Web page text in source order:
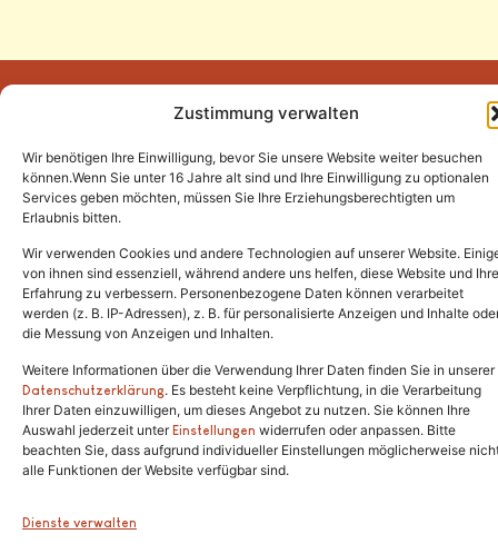
Zustimmung verwalten
Wir benötigen Ihre Einwilligung, bevor Sie unsere Website weiter besuchen
können.Wenn Sie unter 16 Jahre alt sind und Ihre Einwilligung zu optionalen
Services geben möchten, müssen Sie Ihre Erziehungsberechtigten um
Erlaubnis bitten.
Wir verwenden Cookies und andere Technologien auf unserer Website.
von ihnen sind essenziell, während andere uns helfen, diese Website und Ihre
Erfahrung zu verbessern. Personenbezogene Daten können verarbeitet
werden (z. B. IP-Adressen), z. B. für personalisierte Anzeigen und Inhalte
die Messung von Anzeigen und Inhalten.
Weitere Informationen über die Verwendung Ihrer Daten finden Sie in unserer
Datenschutzerklärung. Es besteht keine Verpflichtung, in die Verarbeitung
Ihrer Daten einzuwilligen, um dieses Angebot zu nutzen. Sie können Ihre
Auswahl jederzeit unterEinstellungen widerrufen oder anpassen. Bitte
beachten Sie, dass aufgrund individueller Einstellungen möglicherweise
alle Funktionen der Website verfügbar sind.
Dienste verwalten
Copyright © 2024. Alle Rechte vorbehalten.
Tel.:(02646) 915928
info@katzenschutzfreunde.de
Im Brandenfeld 22
53426 Schalkenbach